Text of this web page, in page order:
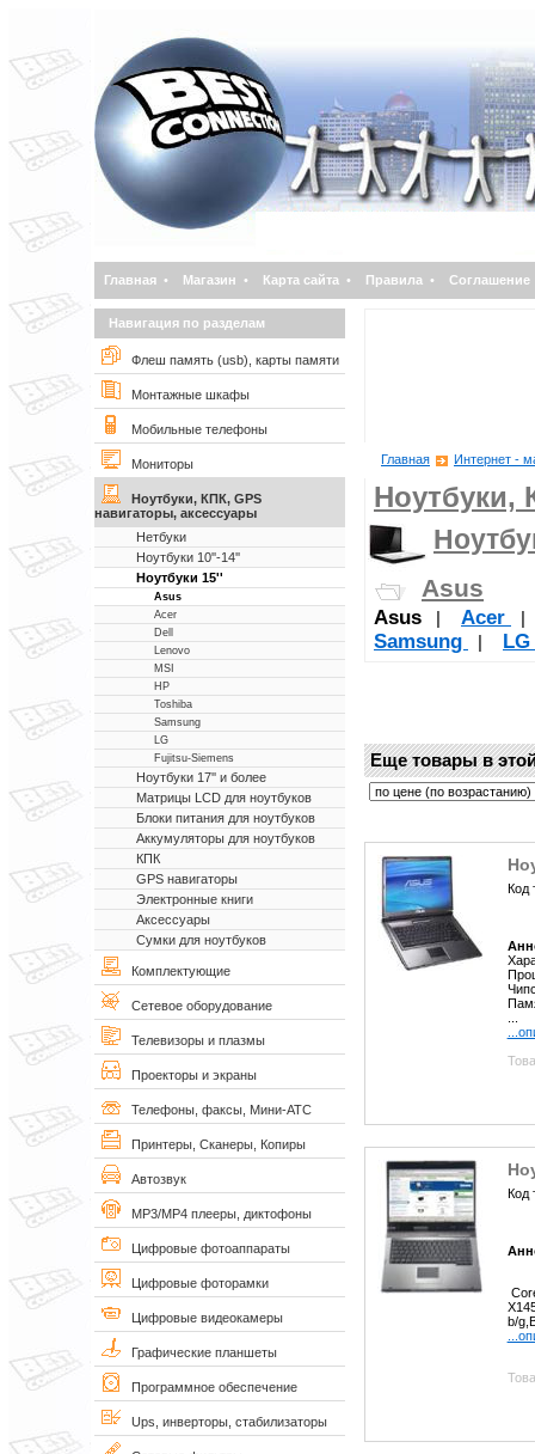
Главная • Магазин • Карта сайта • Правила • Соглашение
Навигация по разделам
Флеш память (usb), карты памяти
Монтажные шкафы
Мобильные телефоны
Мониторы
Ноутбуки, КПК, GPS
навигаторы, аксессуары
Нетбуки
Ноутбуки 10''-14''
Ноутбуки 15''
Asus
Acer
Dell
Lenovo
MSI
HP
Toshiba
Samsung
LG
Fujitsu-Siemens
Ноутбуки 17'' и более
Матрицы LCD для ноутбуков
Блоки питания для ноутбуков
Аккумуляторы для ноутбуков
КПК
GPS навигаторы
Электронные книги
Аксессуары
Сумки для ноутбуков
Комплектующие
Сетевое оборудование
Телевизоры и плазмы
Проекторы и экраны
Телефоны, факсы, Мини-АТС
Принтеры, Сканеры, Копиры
Автозвук
MP3/MP4 плееры, диктофоны
Цифровые фотоаппараты
Цифровые фоторамки
Цифровые видеокамеры
Графические планшеты
Программное обеспечение
Ups, инверторы, стабилизаторы
Главная Интернет -
Ноутбуки,
Asus
Asus | Acer
Samsung | LG
Еще товары в
Код
Код
b/